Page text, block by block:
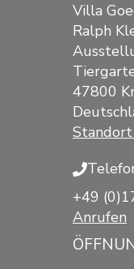
Villa
Ralph
47800
Standort
+49
Anrufen